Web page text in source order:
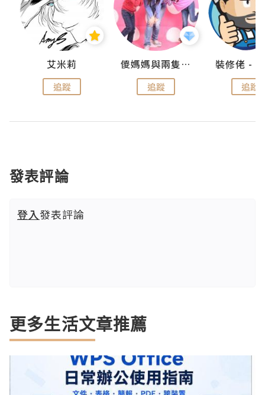
艾米莉
追蹤
儍媽媽與兩隻小魔怪之家
追蹤 追蹤
發表評論
登入發表評論
更多生活文章推薦